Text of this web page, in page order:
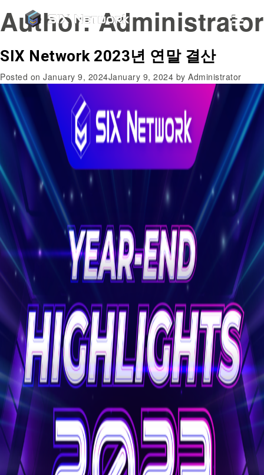
Author:Administrator
SIX Network 2023년 연말 결산
Posted on January 9, 2024January 9, 2024 by Administrator